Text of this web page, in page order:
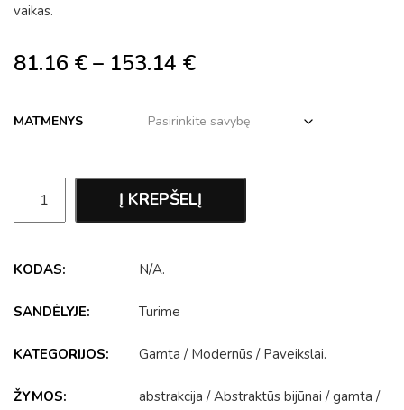
vaikas.
81.16 €– 153.14 €
MATMENYS
Į KREPŠELĮ
KODAS: N/A.
SANDĖLYJE: Turime
KATEGORIJOS: Gamta / Modernūs / Paveikslai.
ŽYMOS: abstrakcija /Abstraktūs bijūnai /gamta /